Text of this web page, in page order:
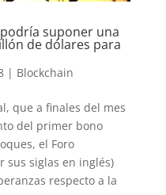
suponer una
de dólares para
| Blockchain
que a finales del mes
del primer bono
el Foro
sus siglas en inglés)
respecto a la